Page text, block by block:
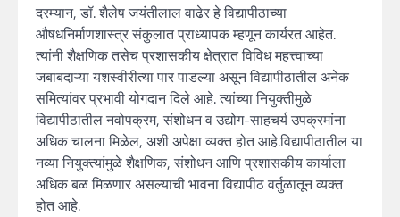
दरम्यान, डॉ. शैलेष जयंतीलाल वाढेर हे विद्यापीठाच्या
औषधनिर्माणशास्त्र संकुलात प्राध्यापक म्हणून कार्यरत आहेत.
त्यांनी शैक्षणिक तसेच प्रशासकीय क्षेत्रात विविध महत्त्वाच्या
जबाबदाऱ्या यशस्वीरीत्या पार पाडल्या असून विद्यापीठातील अनेक
समित्यांवर प्रभावी योगदान दिले आहे. त्यांच्या नियुक्तीमुळे
विद्यापीठातील नवोपक्रम, संशोधन व उद्योग-साहचर्य उपक्रमांना
अधिक चालना मिळेल, अशी अपेक्षा व्यक्त होत आहे.विद्यापीठातील या
नव्या नियुक्त्यांमुळे शैक्षणिक, संशोधन आणि प्रशासकीय कार्याला
अधिक बळ मिळणार असल्याची भावना विद्यापीठ वर्तुळातून व्यक्त
होत आहे.